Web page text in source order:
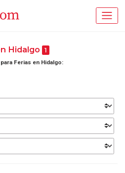
Hidalgo 1
Ferias en Hidalgo: